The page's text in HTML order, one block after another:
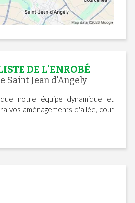
DE L'ENROBÉ
Saint Jean d'Angely
notre équipe dynamique et
vos aménagements d'allée, cour